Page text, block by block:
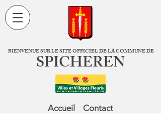
BIENVENUE SUR LE SITE OFFICIEL DE LA COMMUNE DE
SPICHEREN
Accueil Contact